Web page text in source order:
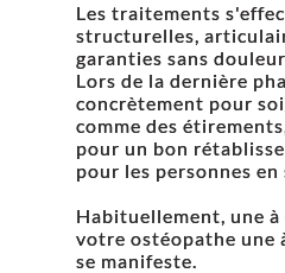
Les traitements
structurelles,
garanties sans
Lors de la dernière
concrètement pour
comme des
pour un bon
pour les personnes
Habituellement, une à
votre ostéopathe une
se manifeste.